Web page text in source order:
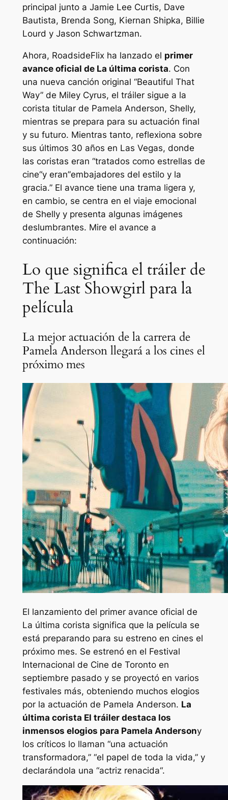
principal junto a Jamie Lee Curtis, Dave
Bautista, Brenda Song, Kiernan Shipka, Billie
Lourd y Jason Schwartzman.
Ahora, RoadsideFlix ha lanzado el primer
avance oficial de La última corista. Con
una nueva canción original “Beautiful That
Way” de Miley Cyrus, el tráiler sigue a la
corista titular de Pamela Anderson, Shelly,
mientras se prepara para su actuación final
y su futuro. Mientras tanto, reflexiona sobre
sus últimos 30 años en Las Vegas, donde
las coristas eran “tratados como estrellas de
cine“y eran”embajadores del estilo y la
gracia.” El avance tiene una trama ligera y,
en cambio, se centra en el viaje emocional
de Shelly y presenta algunas imágenes
deslumbrantes. Mire el avance a
continuación:
Lo que significa el tráiler de
The Last Showgirl para la
película
La mejor actuación de la carrera de
Pamela Anderson llegará a los cines el
próximo mes
El lanzamiento del primer avance oficial de
La última corista significa que la película se
está preparando para su estreno en cines el
próximo mes. Se estrenó en el Festival
Internacional de Cine de Toronto en
septiembre pasado y se proyectó en varios
festivales más, obteniendo muchos elogios
por la actuación de Pamela Anderson. La
última corista El tráiler destaca los
inmensos elogios para Pamela Andersony
los críticos lo llaman “una actuación
transformadora,” “el papel de toda la vida,” y
declarándola una “actriz renacida“.